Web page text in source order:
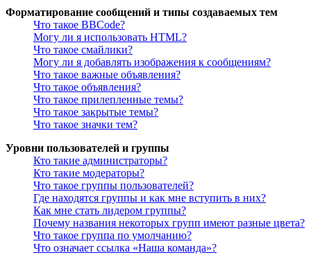
Форматирование сообщений и типы создаваемых тем
Что такое BBCode?
Могу ли я использовать HTML?
Что такое смайлики?
Могу ли я добавлять изображения к сообщениям?
Что такое важные объявления?
Что такое объявления?
Что такое прилепленные темы?
Что такое закрытые темы?
Что такое значки тем?
Уровни пользователей и группы
Кто такие администраторы?
Кто такие модераторы?
Что такое группы пользователей?
Где находятся группы и как мне вступить в них?
Как мне стать лидером группы?
Почему названия некоторых групп имеют разные цвета?
Что такое группа по умолчанию?
Что означает ссылка «Наша команда»?